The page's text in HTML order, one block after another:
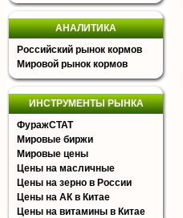
АНАЛИТИКА
Российский рынок кормов
Мировой рынок кормов
ИНСТРУМЕНТЫ РЫНКА
ФуражСТАТ
Мировые биржи
Мировые цены
Цены на масличные
Цены на зерно в России
Цены на АК в Китае
Цены на витамины в Китае